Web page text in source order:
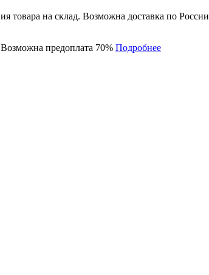
товара на склад. Возможна доставка по России
предоплата 70% Подробнее